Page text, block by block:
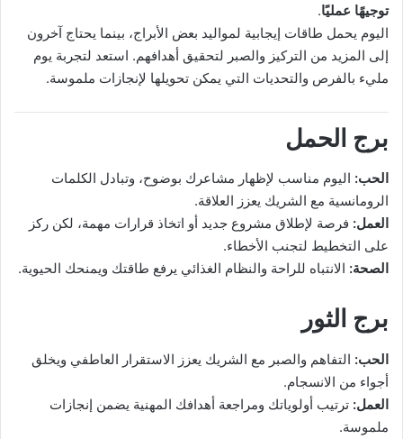
توجيهًا عمليًا.
اليوم يحمل طاقات إيجابية لمواليد بعض الأبراج، بينما يحتاج آخرون
إلى المزيد من التركيز والصبر لتحقيق أهدافهم. استعد لتجربة يوم
مليء بالفرص والتحديات التي يمكن تحويلها لإنجازات ملموسة.
برج الحمل
الحب: اليوم مناسب لإظهار مشاعرك بوضوح، وتبادل الكلمات
الرومانسية مع الشريك يعزز العلاقة.
العمل: فرصة لإطلاق مشروع جديد أو اتخاذ قرارات مهمة، لكن ركز
على التخطيط لتجنب الأخطاء.
الصحة: الانتباه للراحة والنظام الغذائي يرفع طاقتك ويمنحك الحيوية.
برج الثور
الحب: التفاهم والصبر مع الشريك يعزز الاستقرار العاطفي ويخلق
أجواء من الانسجام.
العمل: ترتيب أولوياتك ومراجعة أهدافك المهنية يضمن إنجازات
ملموسة.